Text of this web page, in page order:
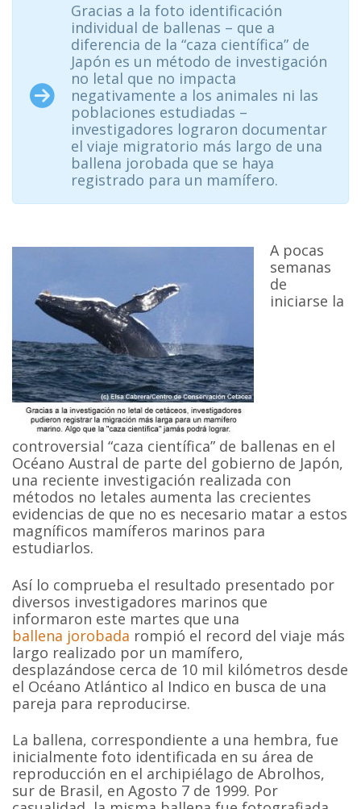
Gracias a la foto identificación
individual de ballenas – que a
diferencia de la “caza científica” de
Japón es un método de investigación
no letal que no impacta
negativamente a los animales ni las
poblaciones estudiadas –
investigadores lograron documentar
el viaje migratorio más largo de una
ballena jorobada que se haya
registrado para un mamífero.
A pocas
semanas
de
iniciarse la
controversial “caza científica” de ballenas en el
Océano Austral de parte del gobierno de Japón,
una reciente investigación realizada con
métodos no letales aumenta las crecientes
evidencias de que no es necesario matar a estos
magníficos mamíferos marinos para
estudiarlos.
Así lo comprueba el resultado presentado por
diversos investigadores marinos que
informaron este martes que una
ballena jorobada rompió el record del viaje más
largo realizado por un mamífero,
desplazándose cerca de 10 mil kilómetros desde
el Océano Atlántico al Indico en busca de una
pareja para reproducirse.
La ballena, correspondiente a una hembra, fue
inicialmente foto identificada en su área de
reproducción en el archipiélago de Abrolhos,
sur de Brasil, en Agosto 7 de 1999. Por